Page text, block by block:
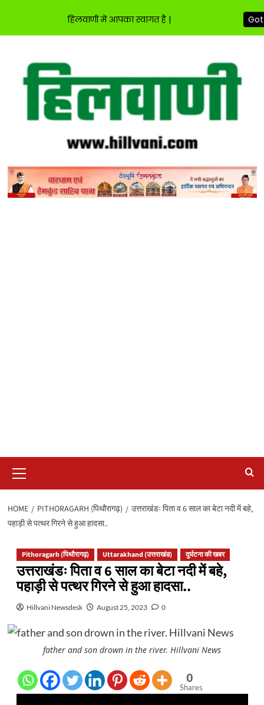
content
Menu
HOME PITHORAGARH (पिथौरागढ़)
उत्तराखंडः पिता व 6 साल का बेटा नदी में बहे,
पहाड़ी से पत्थर गिरने से हुआ हादसा..
Pithoragarh (पिथौरागढ़) Uttarakhand (उत्तराखंड) दुर्घटना की खबर
उत्तराखंडः पिता व 6 साल का बेटा नदी में बहे,
पहाड़ी से पत्थर गिरने से हुआ हादसा..
Hillvani Newsdesk August 25, 2023 0
father and son drown in the river. Hillvani News
0
Shares
हिलवाणी में आपका स्वागत है |